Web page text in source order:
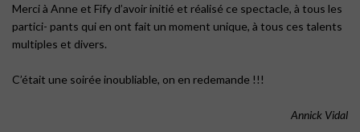
Merci à Anne et Fify d’avoir initié et réalisé ce spectacle, à tous les
partici- pants qui en ont fait un moment unique, à tous ces talents
multiples et divers.
C’était une soirée inoubliable, on en redemande !!!
Annick Vidal